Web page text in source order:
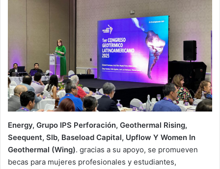
Energy, Grupo IPS Perforación, Geothermal Rising,
Seequent, Slb, Baseload Capital, Upflow Y Women In
Geothermal (Wing). gracias a su apoyo, se promueven
becas para mujeres profesionales y estudiantes,